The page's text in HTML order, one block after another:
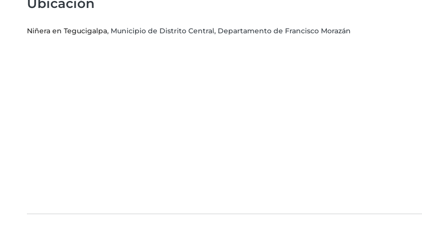
Ubicación
Niñera en Tegucigalpa, Municipio de Distrito Central, Departamento de Francisco Morazán